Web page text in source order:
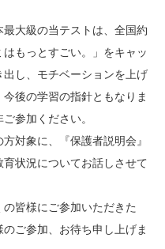
大級の当テストは、全国約
もっとすごい。」をキャッ
し、モチベーションを上げ
後の学習の指針ともなりま
参加ください。
対象に、『保護者説明会』
状況についてお話しさせて
皆様にご参加いただきた
ご参加、お待ち申し上げま